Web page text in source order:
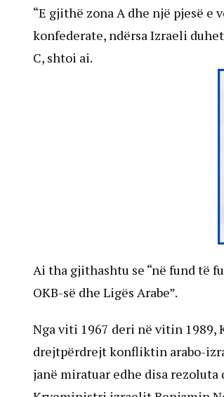
“E gjithë zona A dhe një pjesë
konfederate, ndërsa Izraeli
C, shtoi ai.
Ai tha gjithashtu se “në fund të
OKB-së dhe Ligës Arabe”.
Nga viti 1967 deri në vitin
drejtpërdrejt konfliktin arabo-
janë miratuar edhe disa